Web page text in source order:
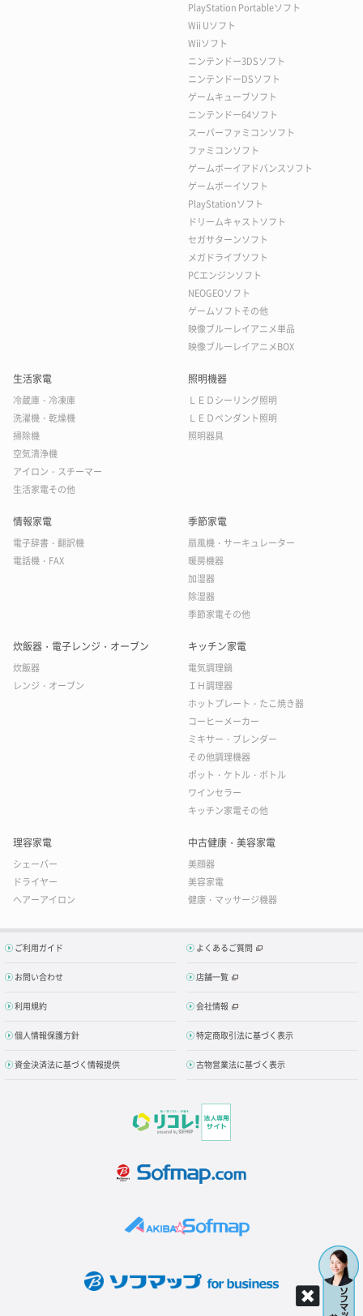
PlayStation Portableソフト
Wii Uソフト
Wiiソフト
ニンテンドー3DSソフト
ニンテンドーDSソフト
ゲームキューブソフト
ニンテンドー64ソフト
スーパーファミコンソフト
ファミコンソフト
ゲームボーイアドバンスソフト
ゲームボーイソフト
PlayStationソフト
ドリームキャストソフト
セガサターンソフト
メガドライブソフト
PCエンジンソフト
NEOGEOソフト
ゲームソフトその他
映像ブルーレイアニメ単品
映像ブルーレイアニメBOX
生活家電
冷蔵庫・冷凍庫
洗濯機・乾燥機
掃除機
空気清浄機
アイロン・スチーマー
生活家電その他
照明機器
ＬＥＤシーリング照明
ＬＥＤペンダント照明
照明器具
情報家電
電子辞書・翻訳機
電話機・FAX
季節家電
扇風機・サーキュレーター
暖房機器
加湿器
除湿器
季節家電その他
炊飯器・電子レンジ・オーブン
炊飯器
レンジ・オーブン
キッチン家電
電気調理鍋
ＩＨ調理器
ホットプレート・たこ焼き器
コーヒーメーカー
ミキサー・ブレンダー
その他調理機器
ポット・ケトル・ボトル
ワインセラー
キッチン家電その他
理容家電
シェーバー
ドライヤー
ヘアーアイロン
中古健康・美容家電
美顔器
美容家電
健康・マッサージ機器
ご利用ガイド よくあるご質問
お問い合わせ 店舗一覧
利用規約 会社情報
個人情報保護方針 特定商取引法に基づく表示
資金決済法に基づく情報提供 古物営業法に基づく表示